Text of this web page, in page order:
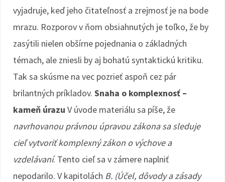
vyjadruje, keď jeho čitateľnosť a zrejmosť je na bode
mrazu. Rozporov v ňom obsiahnutých je toľko, že by
zasýtili nielen obšírne pojednania o základných
témach, ale zniesli by aj bohatú syntaktickú kritiku.
Tak sa skúsme na vec pozrieť aspoň cez pár
brilantných príkladov. Snaha o komplexnosť –
kameň úrazu V úvode materiálu sa píše, že
navrhovanou právnou úpravou zákona sa sleduje
cieľ vytvoriť komplexný zákon o výchove a
vzdelávaní. Tento cieľ sa v zámere naplniť
nepodarilo. V kapitolách B. (Účel, dôvody a zásady